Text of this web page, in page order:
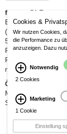
fornus GbR
Berrenrather Str.
(gegenüber
50937 Köln
Fon: 02 21 / 430
Fax: 02 21 / 430
Öffnungszeiten
Mo-Fr 10:00-13:00
Sa 10:00-14:00 Uhr
und
Cookies &
Wir nutzen Cookies,
die Performance zu
anzuzeigen. Dazu
Notwendig
2 Cookies
Marketing
1 Cookie
Einstellung